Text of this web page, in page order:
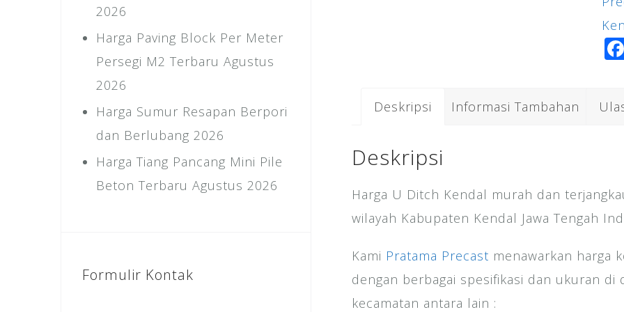
Deskripsi Informasi Tambahan
Deskripsi
Harga U Ditch Kendal murah dan
wilayah Kabupaten Kendal Jawa Tengah
Kami Pratama Precast menawarkan harga
dengan berbagai spesifikasi dan ukuran di
kecamatan antara lain :
2026
Harga Paving Block Per Meter
Persegi M2 Terbaru Agustus
2026
Harga Sumur Resapan Berpori
dan Berlubang 2026
Harga Tiang Pancang Mini Pile
Beton Terbaru Agustus 2026
Formulir Kontak